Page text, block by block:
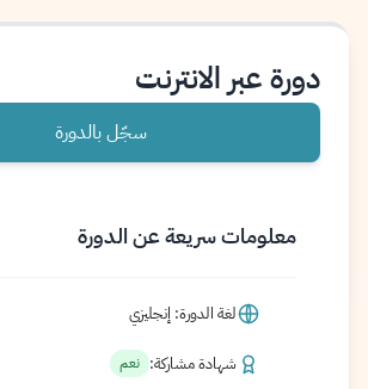
دورة عبر الانترنت
سجّل بالدورة
معلومات سريعة عن الدورة
لغة الدورة: إنجليزي
شهادة مشاركة: نعم